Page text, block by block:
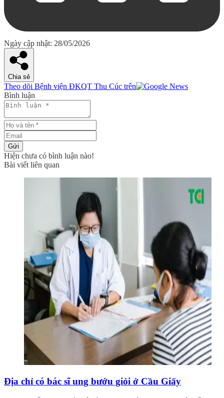
Ngày cập nhật: 28/05/2026
Chia sẻ
Theo dõi Bệnh viện ĐKQT Thu Cúc trên
Bình luận
Gửi
Hiện chưa có bình luận nào!
Bài viết liên quan
Địa chỉ có bác sĩ ung bướu giỏi ở Cầu Giấy